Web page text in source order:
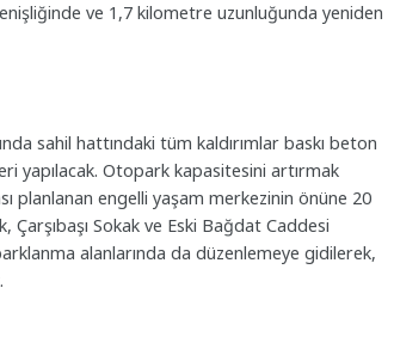
ve 1,7 kilometre uzunluğunda yeniden
sahil hattındaki tüm kaldırımlar baskı beton
yapılacak. Otopark kapasitesini artırmak
planlanan engelli yaşam merkezinin önüne 20
Çarşıbaşı Sokak ve Eski Bağdat Caddesi
alanlarında da düzenlemeye gidilerek,